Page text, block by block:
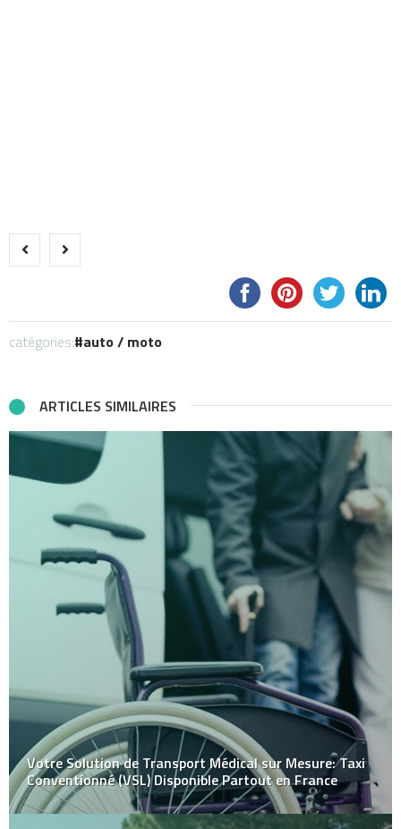
catégories: auto / moto
ARTICLES SIMILAIRES
Votre Solution de Transport Médical sur Mesure: Taxi
Conventionné (VSL) Disponible Partout en France